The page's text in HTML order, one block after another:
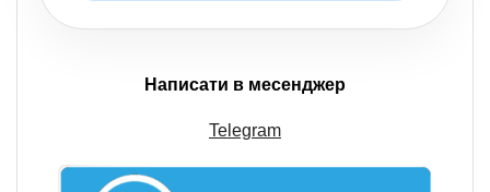
Написати в месенджер
Telegram